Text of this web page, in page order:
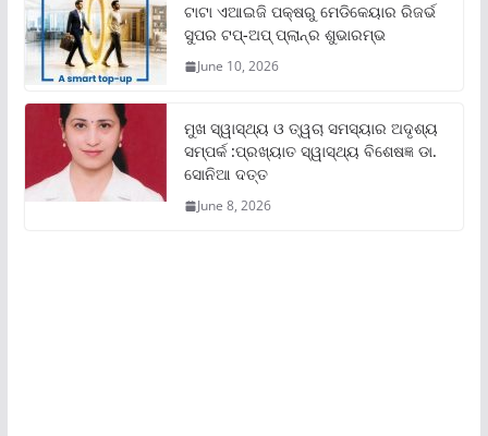
ଟାଟା ଏଆଇଜି ପକ୍ଷରୁ ମେଡିକେୟାର ରିଜର୍ଭ
ସୁପର ଟପ୍‌-ଅପ୍ ପ୍ଲାନ୍‌ର ଶୁଭାରମ୍ଭ
June 10, 2026
ମୁଖ ସ୍ୱାସ୍ଥ୍ୟ ଓ ତ୍ୱଚା ସମସ୍ୟାର ଅଦୃଶ୍ୟ
ସମ୍ପର୍କ :ପ୍ରଖ୍ୟାତ ସ୍ୱାସ୍ଥ୍ୟ ବିଶେଷଜ୍ଞ ଡା.
ସୋନିଆ ଦତ୍ତ
June 8, 2026